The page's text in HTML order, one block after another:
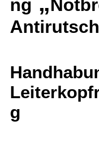
ng
g